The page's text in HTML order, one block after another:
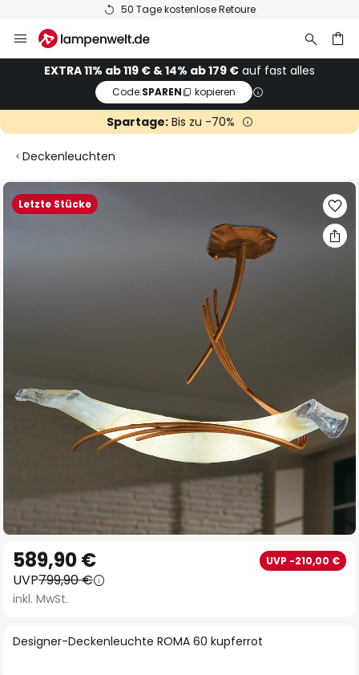
50 Tage kostenlose Retoure
Inhalt
springenEXTRA 11% ab 119 € & 14% ab 179 € auf fast alles
Code:SPAREN kopieren
Spartage:Bis zu -70%
Deckenleuchten
Letzte Stücke
Zum
Ende
Anfang
der
Bildgalerie
Designer-Deckenleuchte ROMA 60 kupferrot
589,90 € UVP -210,00 €
UVP799,90 €
inkl. MwSt.